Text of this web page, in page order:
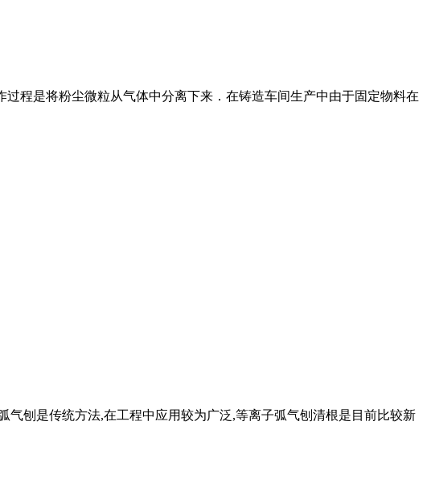
程是将粉尘微粒从气体中分离下来．在铸造车间生产中由于固定物料在
刨是传统方法,在工程中应用较为广泛,等离子弧气刨清根是目前比较新